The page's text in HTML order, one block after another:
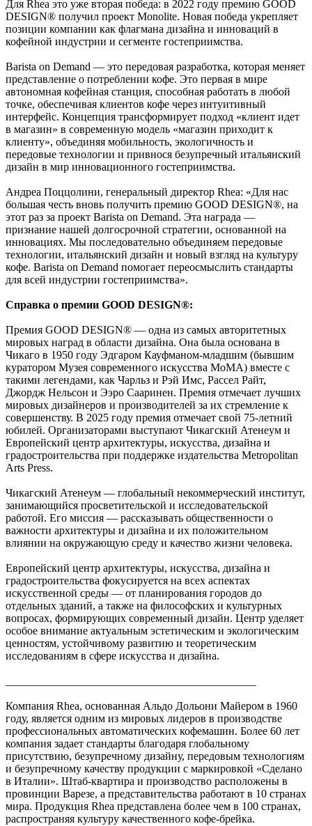
Для Rhea это уже вторая победа: в 2022 году премию GOOD
DESIGN® получил проект Monolite. Новая победа укрепляет
позиции компании как флагмана дизайна и инноваций в
кофейной индустрии и сегменте гостеприимства.
Barista on Demand — это передовая разработка, которая меняет
представление о потреблении кофе. Это первая в мире
автономная кофейная станция, способная работать в любой
точке, обеспечивая клиентов кофе через интуитивный
интерфейс. Концепция трансформирует подход «клиент идет
в магазин» в современную модель «магазин приходит к
клиенту», объединяя мобильность, экологичность и
передовые технологии и привнося безупречный итальянский
дизайн в мир инновационного гостеприимства.
Андреа Поццолини, генеральный директор Rhea: «Для нас
большая честь вновь получить премию GOOD DESIGN®, на
этот раз за проект Barista on Demand. Эта награда —
признание нашей долгосрочной стратегии, основанной на
инновациях. Мы последовательно объединяем передовые
технологии, итальянский дизайн и новый взгляд на культуру
кофе. Barista on Demand помогает переосмыслить стандарты
для всей индустрии гостеприимства».
Справка о премии GOOD DESIGN®:
Премия GOOD DESIGN® — одна из самых авторитетных
мировых наград в области дизайна. Она была основана в
Чикаго в 1950 году Эдгаром Кауфманом-младшим (бывшим
куратором Музея современного искусства MoMA) вместе с
такими легендами, как Чарльз и Рэй Имс, Рассел Райт,
Джордж Нельсон и Ээро Сааринен. Премия отмечает лучших
мировых дизайнеров и производителей за их стремление к
совершенству. В 2025 году премия отмечает свой 75-летний
юбилей. Организаторами выступают Чикагский Атенеум и
Европейский центр архитектуры, искусства, дизайна и
градостроительства при поддержке издательства Metropolitan
Arts Press.
Чикагский Атенеум — глобальный некоммерческий институт,
занимающийся просветительской и исследовательской
работой. Его миссия — рассказывать общественности о
важности архитектуры и дизайна и их положительном
влиянии на окружающую среду и качество жизни человека.
Европейский центр архитектуры, искусства, дизайна и
градостроительства фокусируется на всех аспектах
искусственной среды — от планирования городов до
отдельных зданий, а также на философских и культурных
вопросах, формирующих современный дизайн. Центр уделяет
особое внимание актуальным эстетическим и экологическим
ценностям, устойчивому развитию и теоретическим
исследованиям в сфере искусства и дизайна.
Компания Rhea, основанная Альдо Дольони Майером в 1960
году, является одним из мировых лидеров в производстве
профессиональных автоматических кофемашин. Более 60 лет
компания задает стандарты благодаря глобальному
присутствию, безупречному дизайну, передовым технологиям
и безупречному качеству продукции с маркировкой «Сделано
в Италии». Штаб-квартира и производство расположены в
провинции Варезе, а представительства работают в 10 странах
мира. Продукция Rhea представлена более чем в 100 странах,
распространяя культуру качественного кофе-брейка.